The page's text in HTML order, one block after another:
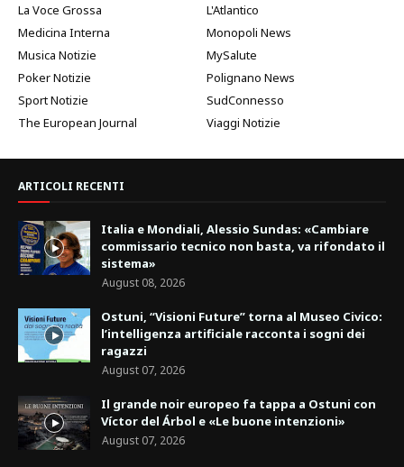
La Voce Grossa
L'Atlantico
Medicina Interna
Monopoli News
Musica Notizie
MySalute
Poker Notizie
Polignano News
Sport Notizie
SudConnesso
The European Journal
Viaggi Notizie
ARTICOLI RECENTI
Italia e Mondiali, Alessio Sundas: «Cambiare
commissario tecnico non basta, va rifondato il
sistema»
August 08, 2026
Ostuni, “Visioni Future” torna al Museo Civico:
l’intelligenza artificiale racconta i sogni dei
ragazzi
August 07, 2026
Il grande noir europeo fa tappa a Ostuni con
Víctor del Árbol e «Le buone intenzioni»
August 07, 2026